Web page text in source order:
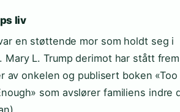
liv
en støttende mor som holdt seg i
Mary L. Trump derimot har stått
av onkelen og publisert boken
som avslører familiens indre